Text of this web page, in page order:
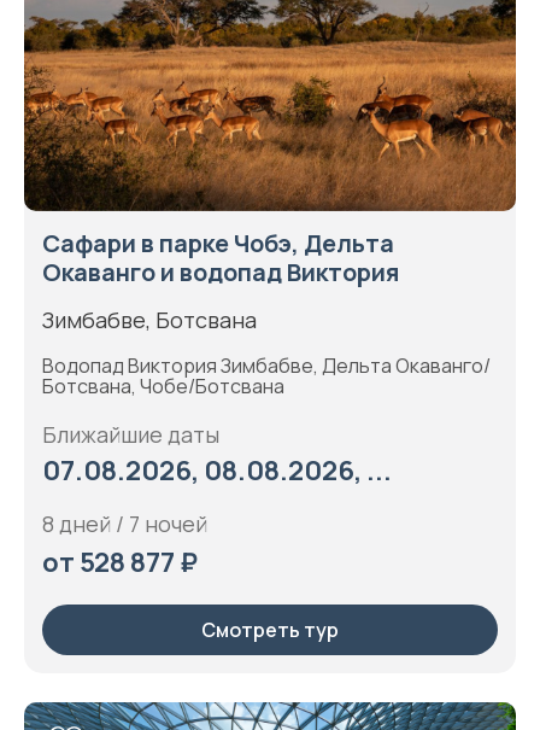
Сафари в парке Чобэ, Дельта
Окаванго и водопад Виктория
Зимбабве, Ботсвана
Водопад Виктория Зимбабве, Дельта Окаванго/
Ботсвана, Чобе/Ботсвана
Ближайшие даты
07.08.2026, 08.08.2026, ...
8 дней / 7 ночей
от 528 877 ₽
Смотреть тур